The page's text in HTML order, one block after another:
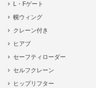
L・Fゲート
幌ウィング
クレーン付き
ヒアブ
セーフティローダー
セルフクレーン
ヒップリフター